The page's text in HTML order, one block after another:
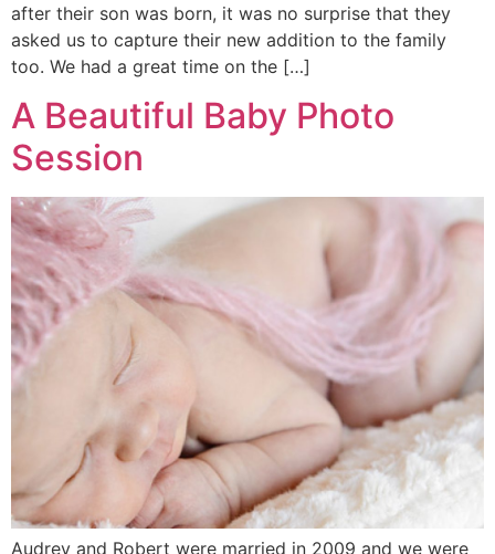
after their son was born, it was no surprise that they
asked us to capture their new addition to the family
too. We had a great time on the […]
A Beautiful Baby Photo
Session
Audrey and Robert were married in 2009 and we were